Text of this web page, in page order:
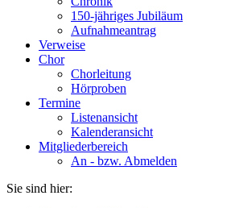
150-jähriges Jubiläum
Aufnahmeantrag
Verweise
Chor
Chorleitung
Hörproben
Termine
Listenansicht
Kalenderansicht
Mitgliederbereich
An - bzw. Abmelden
Sie sind hier: